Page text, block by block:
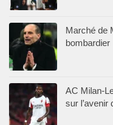
Marché de
bombardier
AC Milan-
sur l’avenir